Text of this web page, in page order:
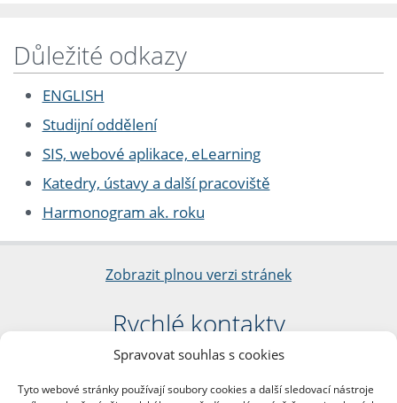
Spravovat souhlas s cookies
Tyto webové stránky používají soubory cookies a další sledovací nástroje
Důležité odkazy
ENGLISH
Studijní oddělení
SIS, webové aplikace, eLearning
Katedry, ústavy a další pracoviště
Harmonogram ak. roku
Zobrazit plnou verzi stránek
Rychlé kontakty
Filozofická fakulta
nám. Jana Palacha 1/2